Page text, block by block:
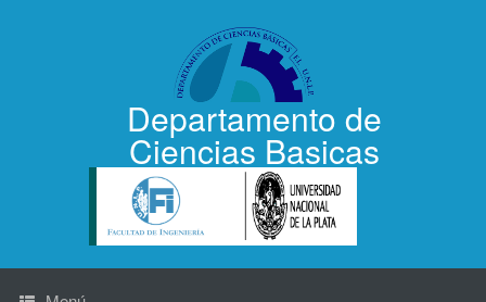
Departamento de
Ciencias Basicas